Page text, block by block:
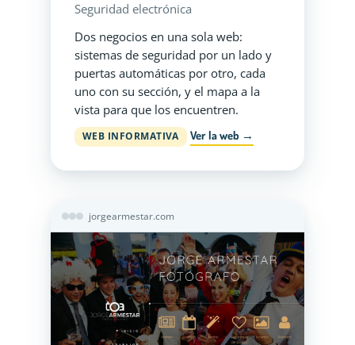
Seguridad electrónica
Dos negocios en una sola web:
sistemas de seguridad por un lado y
puertas automáticas por otro, cada
uno con su sección, y el mapa a la
vista para que los encuentren.
WEB INFORMATIVA Ver la web →
jorgearmestar.com